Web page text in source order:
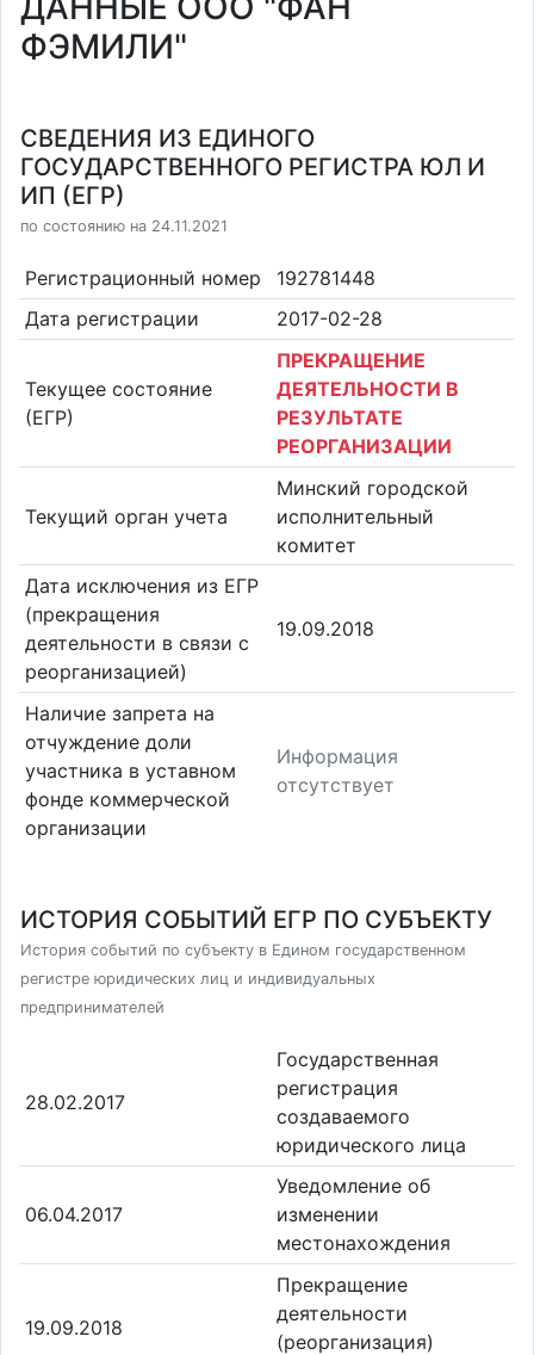
ФЭМИЛИ"
СВЕДЕНИЯ ИЗ ЕДИНОГО
ГОСУДАРСТВЕННОГО РЕГИСТРА ЮЛ И
ИП (ЕГР)
по состоянию на 24.11.2021
Регистрационный номер
192781448
Дата регистрации
2017-02-28
Текущее состояние
(ЕГР)
ПРЕКРАЩЕНИЕ
ДЕЯТЕЛЬНОСТИ В
РЕЗУЛЬТАТЕ
РЕОРГАНИЗАЦИИ
Текущий орган учета
Минский городской
исполнительный
комитет
Дата исключения из ЕГР
(прекращения
деятельности в связи с
реорганизацией)
19.09.2018
Наличие запрета на
отчуждение доли
участника в уставном
фонде коммерческой
организации
Информация
отсутствует
ИСТОРИЯ СОБЫТИЙ ЕГР ПО СУБЪЕКТУ
История событий по субъекту в Едином государственном
регистре юридических лиц и индивидуальных
предпринимателей
28.02.2017
Государственная
регистрация
создаваемого
юридического лица
06.04.2017
Уведомление об
изменении
местонахождения
19.09.2018
Прекращение
деятельности
(реорганизация)